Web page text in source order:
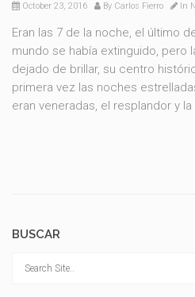
October 23, 2016 By Carlos Fierro In
Eran las 7 de la noche, el último
mundo se había extinguido, pero
dejado de brillar, su centro
primera vez las noches
eran veneradas, el resplandor y la
BUSCAR